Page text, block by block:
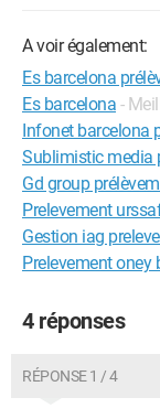
A voir également:
Es barcelona
Es barcelona -
Infonet barcelona
Sublimistic media
Gd group
Prelevement
Gestion iag
Prelevement oney
4 réponses
RÉPONSE 1 / 4